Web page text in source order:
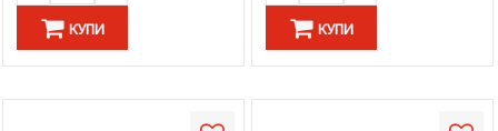
КУПИ КУПИ